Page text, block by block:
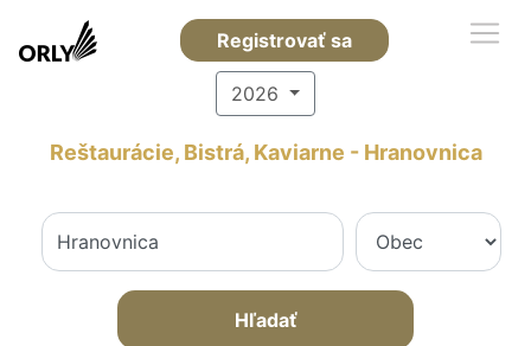
Registrovať sa
2026
Reštaurácie, Bistrá, Kaviarne - Hranovnica
Hľadať